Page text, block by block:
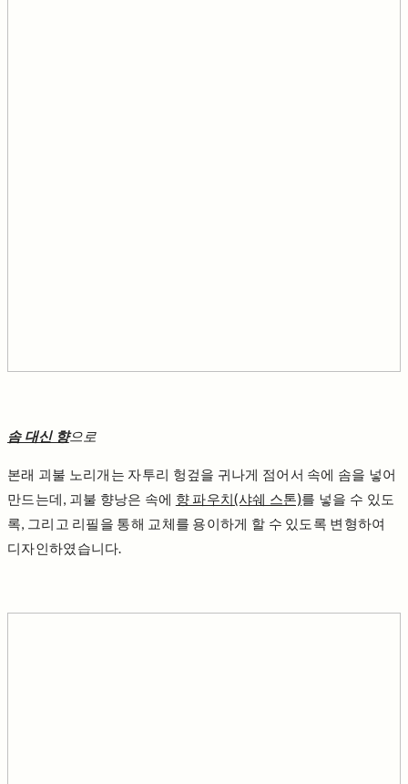
솜 대신 향으로
본래 괴불 노리개는 자투리 헝겊을 귀나게 점어서 속에 솜을 넣어
만드는데, 괴불 향낭은 속에 향 파우치(샤쉐 스톤)를 넣을 수 있도
록, 그리고 리필을 통해 교체를 용이하게 할 수 있도록 변형하여
디자인하였습니다.